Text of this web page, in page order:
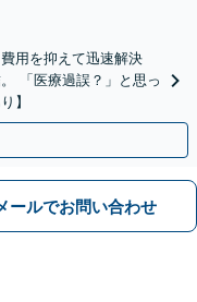
用を抑えて迅速解決
「医療過誤？」と思っ
】
ールでお問い合わせ